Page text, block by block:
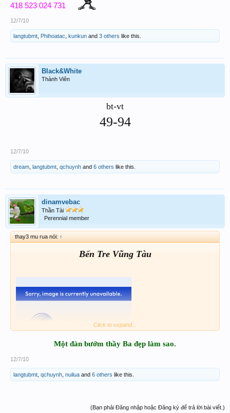
418 523 024 731
12/7/10
langtubmt Phihoatac kunkun and 3 others like this.
Black&White
Thành Viên
bt-vt
49-94
12/7/10
dream langtubmt qchuynh and 6 others like this.
dinamvebac
Thần Tài
Perennial member
thay3 mu rua nói: ↑
Bến Tre Vũng Tàu
Click to expand...
Một đàn bướm thầy Ba đẹp làm sao.
12/7/10
langtubmt qchuynh nuilua and 6 others like this.
(Bạn phải Đăng nhập hoặc Đăng ký để trả lời bài viết.)